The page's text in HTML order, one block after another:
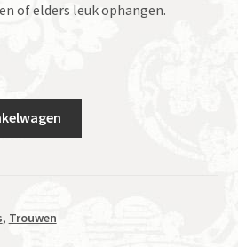
of elders leuk ophangen.
, Trouwen